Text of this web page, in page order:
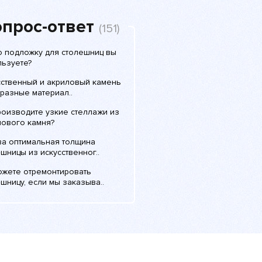
ответ (151)
подложку для столешниц вы
и акриловый камень
материал..
узкие стеллажи из
камня?
оптимальная толщина
из искусственног..
отремонтировать
если мы заказыва..